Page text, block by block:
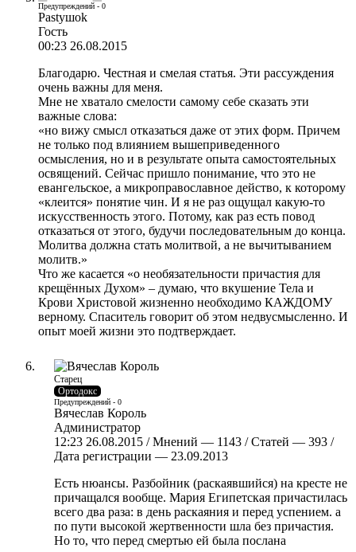
Предупреждений - 0
Pastyшok
Гость
00:23 26.08.2015
Благодарю. Честная и смелая статья. Эти рассуждения
очень важны для меня.
Мне не хватало смелости самому себе сказать эти
важные слова:
«но вижу смысл отказаться даже от этих форм. Причем
не только под влиянием вышеприведенного
осмысления, но и в результате опыта самостоятельных
освящений. Сейчас пришло понимание, что это не
евангельское, а микроправославное действо, к которому
«клеится» понятие чин. И я не раз ощущал какую-то
искусственность этого. Потому, как раз есть повод
отказаться от этого, будучи последовательным до конца.
Молитва должна стать молитвой, а не вычитыванием
молитв.»
Что же касается «о необязательности причастия для
крещённых Духом» – думаю, что вкушение Тела и
Крови Христовой жизненно необходимо КАЖДОМУ
верному. Спаситель говорит об этом недвусмысленно. И
опыт моей жизни это подтверждает.
Старец
Ортодокс
Предупреждений - 0
Вячеслав Король
Администратор
12:23 26.08.2015 / Мнений — 1143 / Статей — 393 /
Дата регистрации — 23.09.2013
Есть нюансы. Разбойник (раскаявшийся) на кресте не
причащался вообще. Мария Египетская причастилась
всего два раза: в день раскаяния и перед успением. а
по пути высокой жертвенности шла без причастия.
Но то, что перед смертью ей была послана